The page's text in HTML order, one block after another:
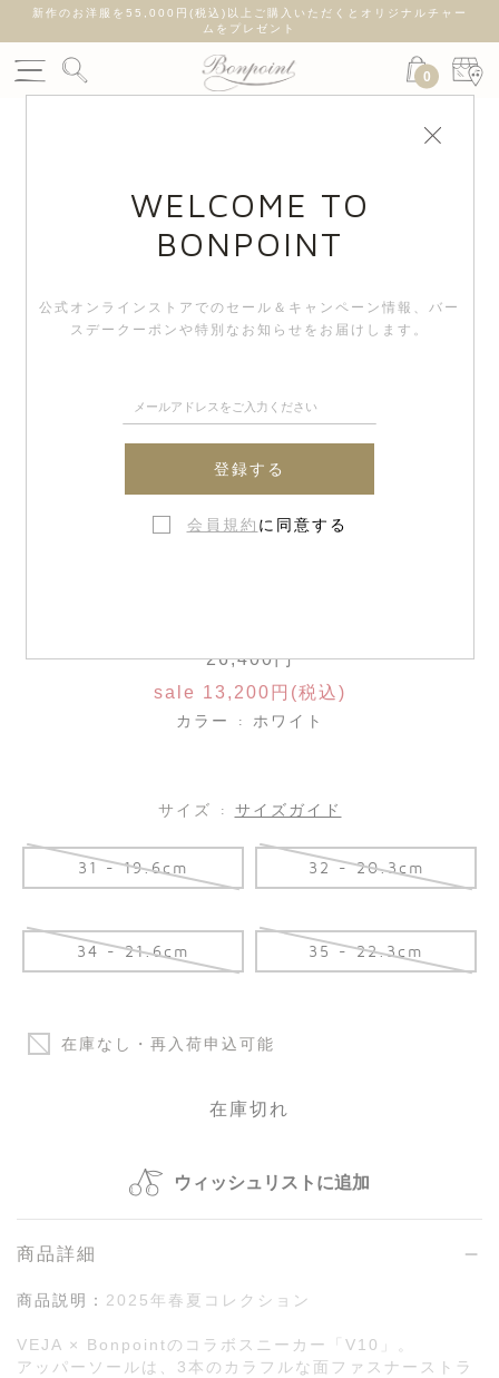
新作のお洋服を55,000円(税込)以上ご購入いただくとオリジナルチャー
ムをプレゼント
0
26,400円
sale 13,200円(税込)
カラー : ホワイト
サイズ : サイズガイド
31 - 19.6cm 32 - 20.3cm
34 - 21.6cm 35 - 22.3cm
在庫なし・再入荷申込可能
在庫切れ
ウィッシュリストに追加
商品詳細
商品説明： 2025年春夏コレクション
VEJA × Bonpointのコラボスニーカー「V10」。
アッパーソールは、3本のカラフルな面ファスナーストラ
WELCOME TO
BONPOINT
公式オンラインストアでのセール＆キャンペーン情報、 バー
スデークーポンや特別なお知らせをお届けします。
登録する
会員規約 に同意する